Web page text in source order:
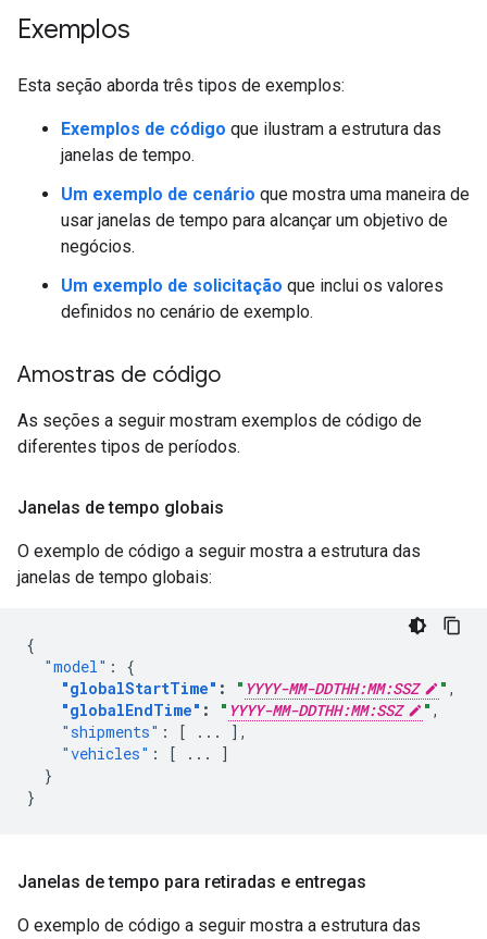
Exemplos
Esta seção aborda três tipos de exemplos:
Exemplos de código que ilustram a estrutura das
janelas de tempo.
Um exemplo de cenário que mostra uma maneira de
usar janelas de tempo para alcançar um objetivo de
negócios.
Um exemplo de solicitação que inclui os valores
definidos no cenário de exemplo.
Amostras de código
As seções a seguir mostram exemplos de código de
diferentes tipos de períodos.
Janelas de tempo globais
O exemplo de código a seguir mostra a estrutura das
janelas de tempo globais:
{
"model" :
{
"globalStartTime" : " YYYY-MM-DDTHH:MM:SSZ " ,
"globalEndTime" : " YYYY-MM-DDTHH:MM:SSZ " ,
"shipments" : [ ...
],
"vehicles" : [ ...
]
}
}
Janelas de tempo para retiradas e entregas
O exemplo de código a seguir mostra a estrutura das